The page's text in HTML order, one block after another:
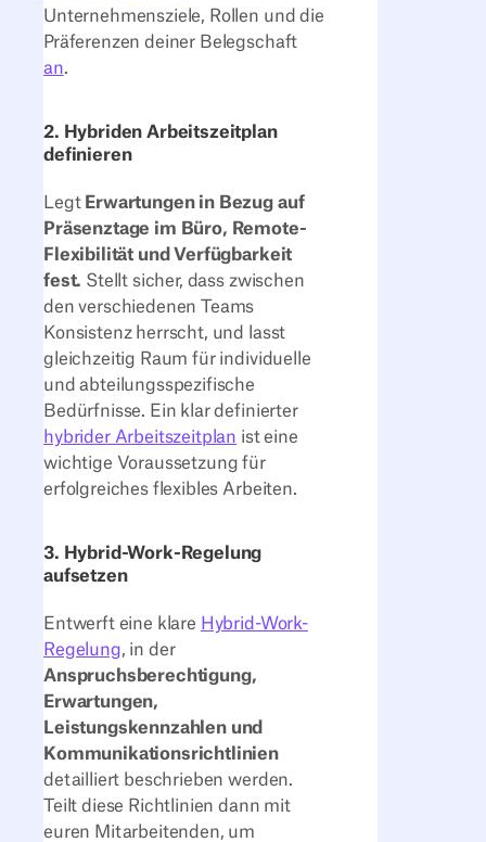
Unternehmensziele, Rollen und die
Präferenzen deiner Belegschaft
an.
2. Hybriden Arbeitszeitplan
definieren
Legt Erwartungen in Bezug auf
Präsenztage im Büro, Remote-
Flexibilität und Verfügbarkeit
fest. Stellt sicher, dass zwischen
den verschiedenen Teams
Konsistenz herrscht, und lasst
gleichzeitig Raum für individuelle
und abteilungsspezifische
Bedürfnisse. Ein klar definierter
hybrider Arbeitszeitplan ist eine
wichtige Voraussetzung für
erfolgreiches flexibles Arbeiten.
3. Hybrid-Work-Regelung
aufsetzen
Entwerft eine klare Hybrid-Work-
Regelung, in der
Anspruchsberechtigung,
Erwartungen,
Leistungskennzahlen und
Kommunikationsrichtlinien
detailliert beschrieben werden.
Teilt diese Richtlinien dann mit
euren Mitarbeitenden, um